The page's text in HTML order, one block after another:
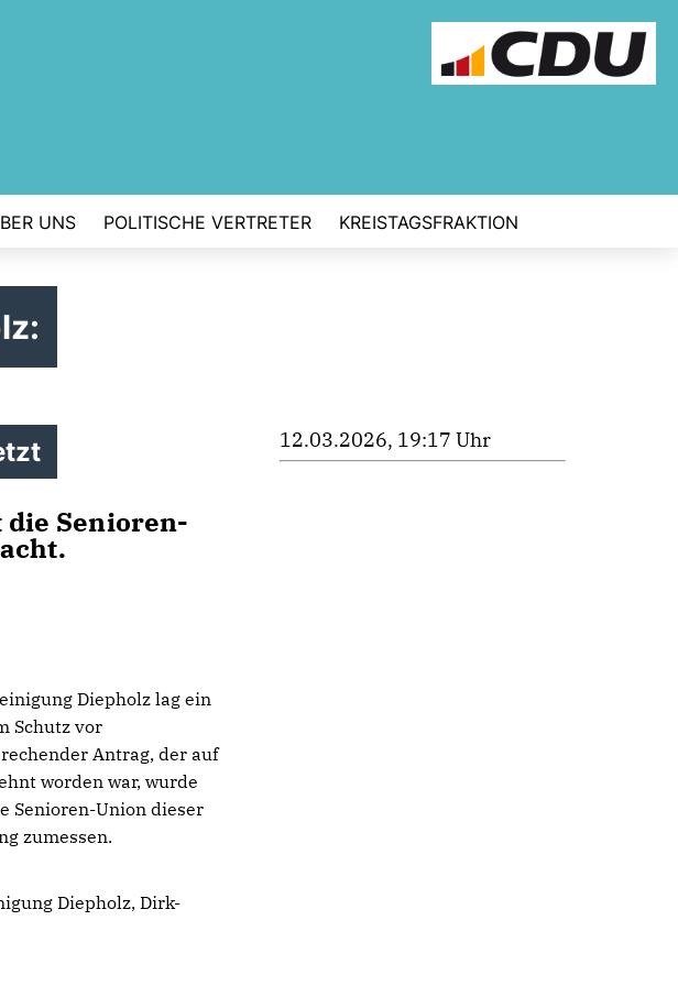
UNS POLITISCHE VERTRETER KREISTAGSFRAKTION
Senioren-
Diepholz lag ein
Schutz vor
Antrag, der auf
worden war, wurde
Senioren-Union dieser
zumessen.
Diepholz, Dirk-
12.03.2026, 19:17 Uhr